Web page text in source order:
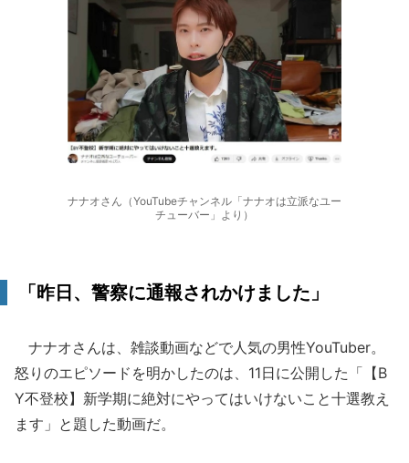
ナナオさん（YouTubeチャンネル「ナナオは立派なユー
チューバー」より）
「昨日、警察に通報されかけました」
ナナオさんは、雑談動画などで人気の男性YouTuber。
怒りのエピソードを明かしたのは、11日に公開した「【B
Y不登校】新学期に絶対にやってはいけないこと十選教え
ます」と題した動画だ。